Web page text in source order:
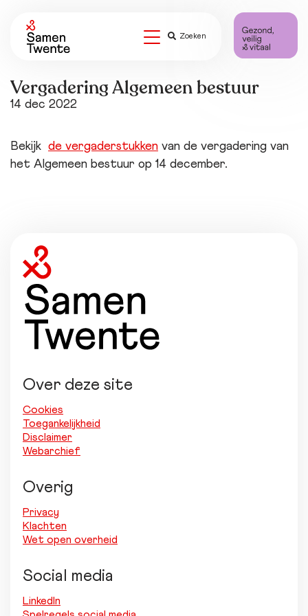
Zoeken
Vergadering Algemeen bestuur
14 dec 2022
Bekijk de vergaderstukken van de vergadering van
het Algemeen bestuur op 14 december.
Over deze site
Cookies
Toegankelijkheid
Disclaimer
Webarchief
Overig
Privacy
Klachten
Wet open overheid
Social media
LinkedIn